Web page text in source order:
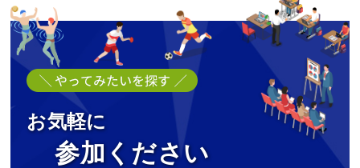
お気軽に
参加ください